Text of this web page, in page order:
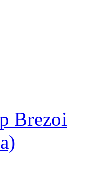
Brezoi